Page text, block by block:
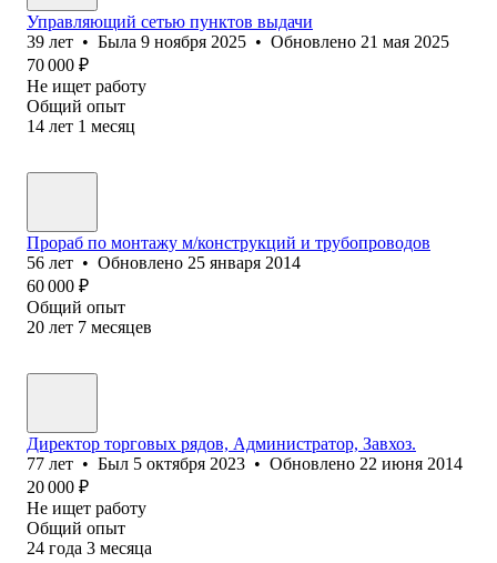
Управляющий сетью пунктов выдачи
39 лет • Была 9 ноября 2025 • Обновлено 21 мая 2025
70 000 ₽
Не ищет работу
Общий опыт
14 лет 1 месяц
Прораб по монтажу м/конструкций и трубопроводов
56 лет • Обновлено 25 января 2014
60 000 ₽
Общий опыт
20 лет 7 месяцев
Директор торговых рядов, Администратор, Завхоз.
77 лет • Был 5 октября 2023 • Обновлено 22 июня 2014
20 000 ₽
Не ищет работу
Общий опыт
24 года 3 месяца